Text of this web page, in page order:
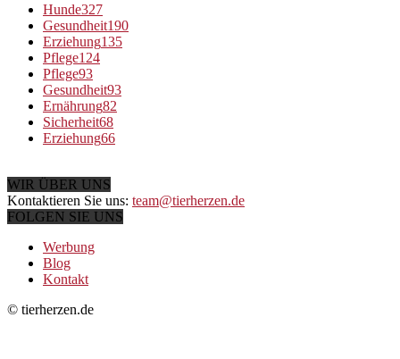
Hunde327
Gesundheit190
Erziehung135
Pflege124
Pflege93
Gesundheit93
Ernährung82
Sicherheit68
Erziehung66
WIR ÜBER UNS
Kontaktieren Sie uns: team@tierherzen.de
FOLGEN SIE UNS
Werbung
Blog
Kontakt
© tierherzen.de